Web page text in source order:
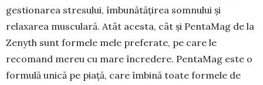
gestionarea stresului, îmbunătățirea somnului și
relaxarea musculară. Atât acesta, cât și PentaMag de la
Zenyth sunt formele mele preferate, pe care le
recomand mereu cu mare încredere. PentaMag este o
formulă unică pe piață, care îmbină toate formele de